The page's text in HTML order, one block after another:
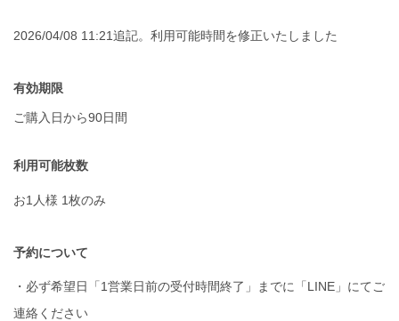
2026/04/08 11:21追記。利用可能時間を修正いたしました
有効期限
ご購入日から90日間
利用可能枚数
お1人様 1枚のみ
予約について
・必ず希望日「1営業日前の受付時間終了」までに「LINE」にてご
連絡ください